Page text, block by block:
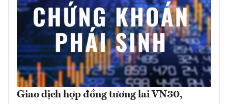
Giao dịch hợp đồng tương lai VN30,